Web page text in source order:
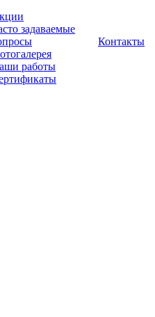
задаваемые
работы
Контакты